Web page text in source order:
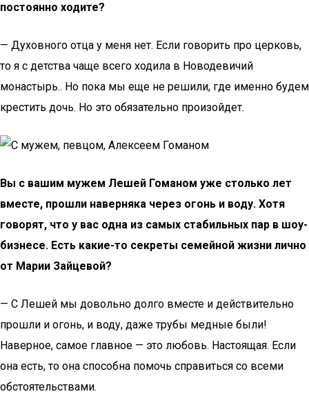
постоянно ходите?
— Духовного отца у меня нет. Если говорить про церковь,
то я с детства чаще всего ходила в Новодевичий
монастырь.. Но пока мы еще не решили, где именно будем
крестить дочь. Но это обязательно произойдет.
Вы с вашим мужем Лешей Гоманом уже столько лет
вместе, прошли наверняка через огонь и воду. Хотя
говорят, что у вас одна из самых стабильных пар в шоу-
бизнесе. Есть какие-то секреты семейной жизни лично
от Марии Зайцевой?
— С Лешей мы довольно долго вместе и действительно
прошли и огонь, и воду, даже трубы медные были!
Наверное, самое главное — это любовь. Настоящая. Если
она есть, то она способна помочь справиться со всеми
обстоятельствами.